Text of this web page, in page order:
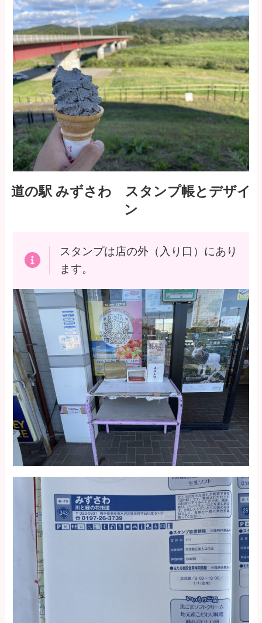
道の駅 みずさわ スタンプ帳とデザイ
ン
スタンプは店の外（入り口）にあり
ます。